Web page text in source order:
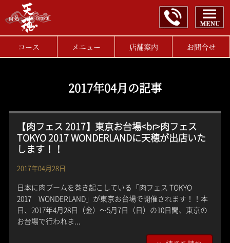
コース メニュー 店舗案内 お問合せ
2017年04月の記事
【肉フェス 2017】東京お台場<br>肉フェス
TOKYO 2017 WONDERLANDに天穂が出店いた
します！！
2017年04月28日
日本に肉ブームを巻き起こしている「肉フェス TOKYO
2017 WONDERLAND」が東京お台場で開催されます！！本
日、2017年4月28日（金）〜5月7日（日）の10日間、東京の
お台場で行われま...